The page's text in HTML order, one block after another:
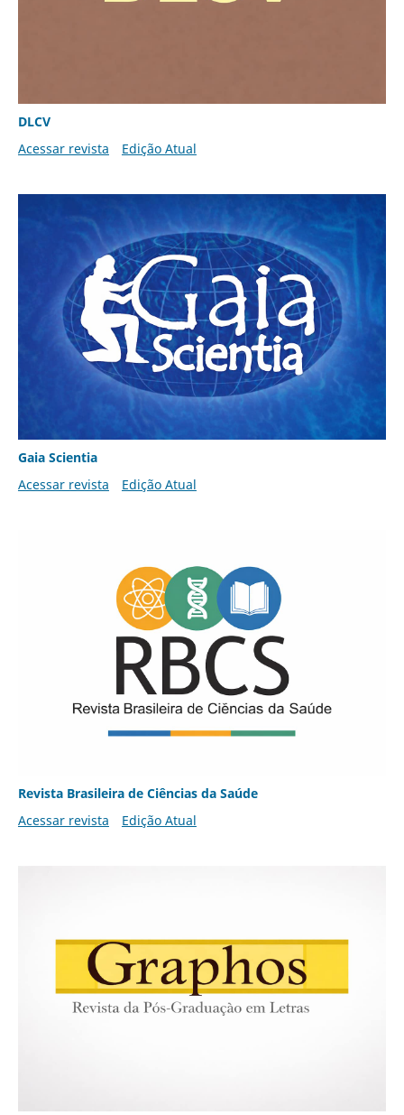
DLCV
Acessar revista
Edição Atual
Gaia Scientia
Acessar revista
Edição Atual
Revista Brasileira de Ciências da Saúde
Acessar revista
Edição Atual